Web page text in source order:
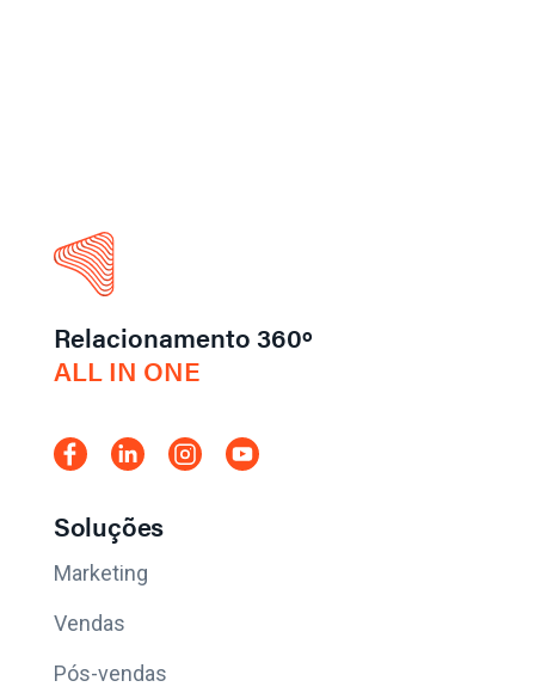
Relacionamento 360º
ALL IN ONE
Soluções
Marketing
Vendas
Pós-vendas